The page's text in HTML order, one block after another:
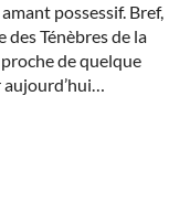
possessif. Bref,
Ténèbres de la
de quelque
aujourd’hui…